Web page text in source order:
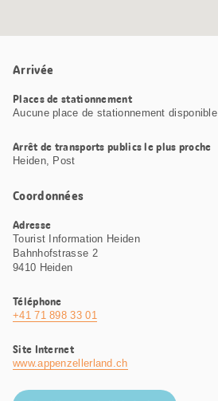
Arrivée
Places de stationnement
Aucune place de stationnement disponible
Arrêt de transports publics le plus proche
Heiden, Post
Coordonnées
Adresse
Tourist Information Heiden
Bahnhofstrasse 2
9410 Heiden
Téléphone
+41 71 898 33 01
Site Internet
www.appenzellerland.ch